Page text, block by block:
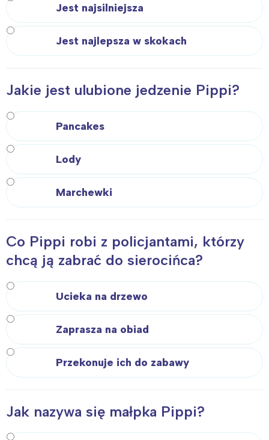
Jest najsilniejsza
Jest najlepsza w skokach
Jakie jest ulubione jedzenie Pippi?
Pancakes
Lody
Marchewki
Co Pippi robi z policjantami, którzy
chcą ją zabrać do sierocińca?
Ucieka na drzewo
Zaprasza na obiad
Przekonuje ich do zabawy
Jak nazywa się małpka Pippi?